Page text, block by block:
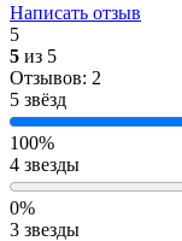
Написать отзыв
5
5 из 5
Отзывов: 2
5 звёзд
100%
4 звезды
0%
3 звезды